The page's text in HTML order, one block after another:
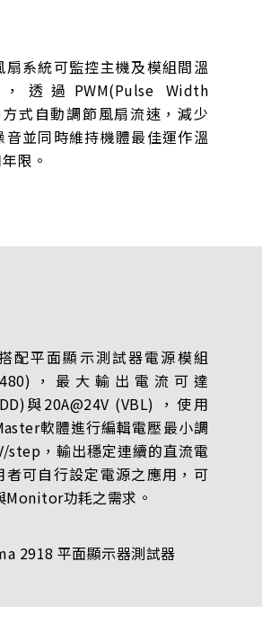
扇系統可監控主機及模組間溫
透過PWM(Pulse Width
式自動調節風扇流速，減少
音並同時維持機體最佳運作溫
限。
配平面顯示測試器電源模組
480)，最大輸出電流可達
與20A@24V (VBL) ，使用
軟體進行編輯電壓最小調
step，輸出穩定連續的直流電
者可自行設定電源之應用，可
Monitor功耗之需求。